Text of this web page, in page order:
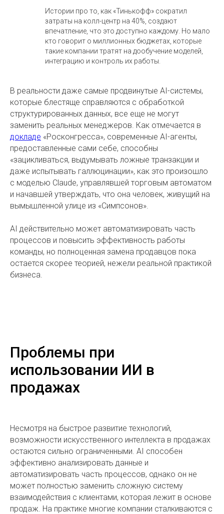
Истории про то, как «Тинькофф» сократил
затраты на колл-центр на 40%, создают
впечатление, что это доступно каждому. Но мало
кто говорит о миллионных бюджетах, которые
такие компании тратят на дообучение моделей,
интеграцию и контроль их работы.
В реальности даже самые продвинутые AI-системы,
которые блестяще справляются с обработкой
структурированных данных, все еще не могут
заменить реальных менеджеров. Как отмечается в
докладе «Росконгресса», современные AI-агенты,
предоставленные сами себе, способны
«зацикливаться, выдумывать ложные транзакции и
даже испытывать галлюцинации», как это произошло
с моделью Claude, управлявшей торговым автоматом
и начавшей утверждать, что она человек, живущий на
вымышленной улице из «Симпсонов».
AI действительно может автоматизировать часть
процессов и повысить эффективность работы
команды, но полноценная замена продавцов пока
остается скорее теорией, нежели реальной практикой
бизнеса.
Проблемы при
использовании ИИ в
продажах
Несмотря на быстрое развитие технологий,
возможности искусственного интеллекта в продажах
остаются сильно ограниченными. AI способен
эффективно анализировать данные и
автоматизировать часть процессов, однако он не
может полностью заменить сложную систему
взаимодействия с клиентами, которая лежит в основе
продаж. На практике многие компании сталкиваются с